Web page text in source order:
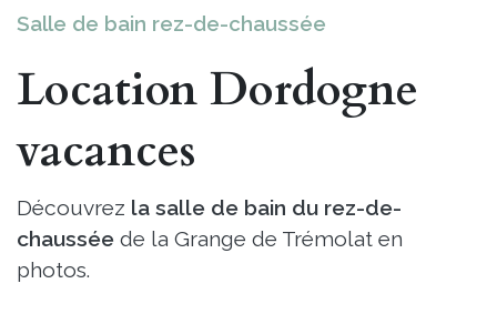
Salle de bain rez-de-chaussée
Location Dordogne
vacances
Découvrez la salle de bain du rez-de-
chaussée de la Grange de Trémolat en
photos.